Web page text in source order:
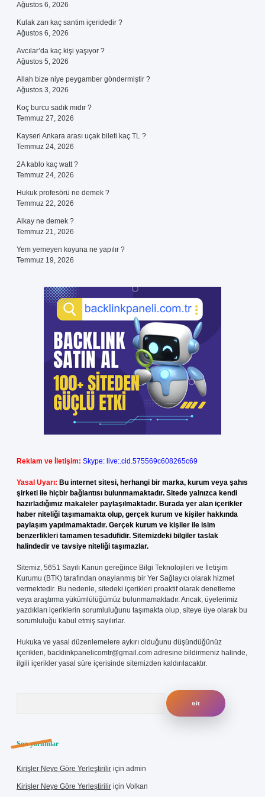
Ağustos 6, 2026
Kulak zarı kaç santim içeridedir ?
Ağustos 6, 2026
Avcılar’da kaç kişi yaşıyor ?
Ağustos 5, 2026
Allah bize niye peygamber göndermiştir ?
Ağustos 3, 2026
Koç burcu sadık mıdır ?
Temmuz 27, 2026
Kayseri Ankara arası uçak bileti kaç TL ?
Temmuz 24, 2026
2A kablo kaç watt ?
Temmuz 24, 2026
Hukuk profesörü ne demek ?
Temmuz 22, 2026
Alkay ne demek ?
Temmuz 21, 2026
Yem yemeyen koyuna ne yapılır ?
Temmuz 19, 2026
Reklam ve İletişim: Skype: live:.cid.575569c608265c69
Yasal Uyarı: Bu internet sitesi, herhangi bir marka, kurum veya şahıs
şirketi ile hiçbir bağlantısı bulunmamaktadır. Sitede yalnızca kendi
hazırladığımız makaleler paylaşılmaktadır. Burada yer alan içerikler
haber niteliği taşımamakta olup, gerçek kurum ve kişiler hakkında
paylaşım yapılmamaktadır. Gerçek kurum ve kişiler ile isim
benzerlikleri tamamen tesadüfidir. Sitemizdeki bilgiler taslak
halindedir ve tavsiye niteliği taşımazlar.
Sitemiz, 5651 Sayılı Kanun gereğince Bilgi Teknolojileri ve İletişim
Kurumu (BTK) tarafından onaylanmış bir Yer Sağlayıcı olarak hizmet
vermektedir. Bu nedenle, sitedeki içerikleri proaktif olarak denetleme
veya araştırma yükümlülüğümüz bulunmamaktadır. Ancak, üyelerimiz
yazdıkları içeriklerin sorumluluğunu taşımakta olup, siteye üye olarak bu
sorumluluğu kabul etmiş sayılırlar.
Hukuka ve yasal düzenlemelere aykırı olduğunu düşündüğünüz
içerikleri, backlinkpanelicomtr@gmail.com adresine bildirmeniz halinde,
ilgili içerikler yasal süre içerisinde sitemizden kaldırılacaktır.
Son yorumlar
Kirişler Neye Göre Yerleştirilir için admin
Kirişler Neye Göre Yerleştirilir için Volkan